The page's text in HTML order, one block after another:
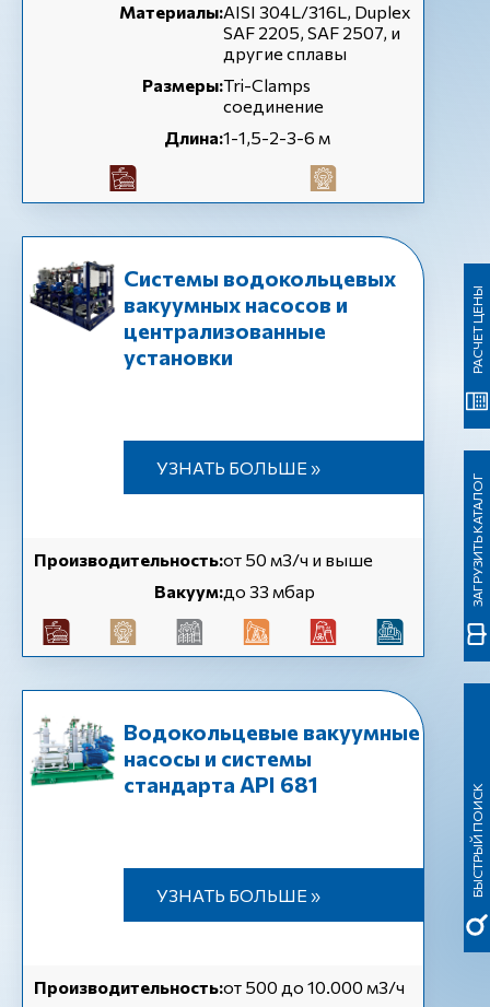
Материалы:AISI 304L/316L, Duplex
SAF 2205, SAF 2507, и
другие сплавы
Размеры:Tri-Clamps
соединение
Длина:1-1,5-2-3-6 м
Cистемы водокольцевых
вакуумных насосов и
централизованные
установки
УЗНАТЬ БОЛЬШЕ »
Производительность:от 50 м3/ч и выше
Вакуум:до 33 мбар
Водокольцевые вакуумные
насосы и системы
стандарта API 681
УЗНАТЬ БОЛЬШЕ »
Производительность:от 500 до 10.000 м3/ч
БЫСТРЫЙ ПОИСК
ЗАГРУЗИТЬ КАТАЛОГ
РАСЧЕТ ЦЕНЫ